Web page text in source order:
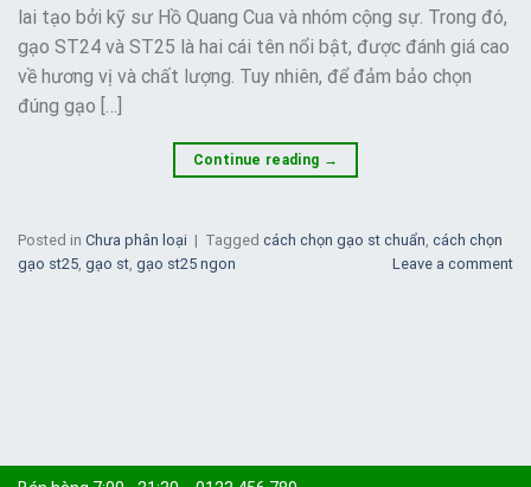
lai tạo bởi kỹ sư Hồ Quang Cua và nhóm cộng sự. Trong đó,
gạo ST24 và ST25 là hai cái tên nổi bật, được đánh giá cao
về hương vị và chất lượng. Tuy nhiên, để đảm bảo chọn
đúng gạo […]
Continue reading →
Posted in Chưa phân loại | Tagged cách chọn gạo st chuẩn, cách chọn
gạo st25, gạo st, gạo st25 ngon Leave a comment